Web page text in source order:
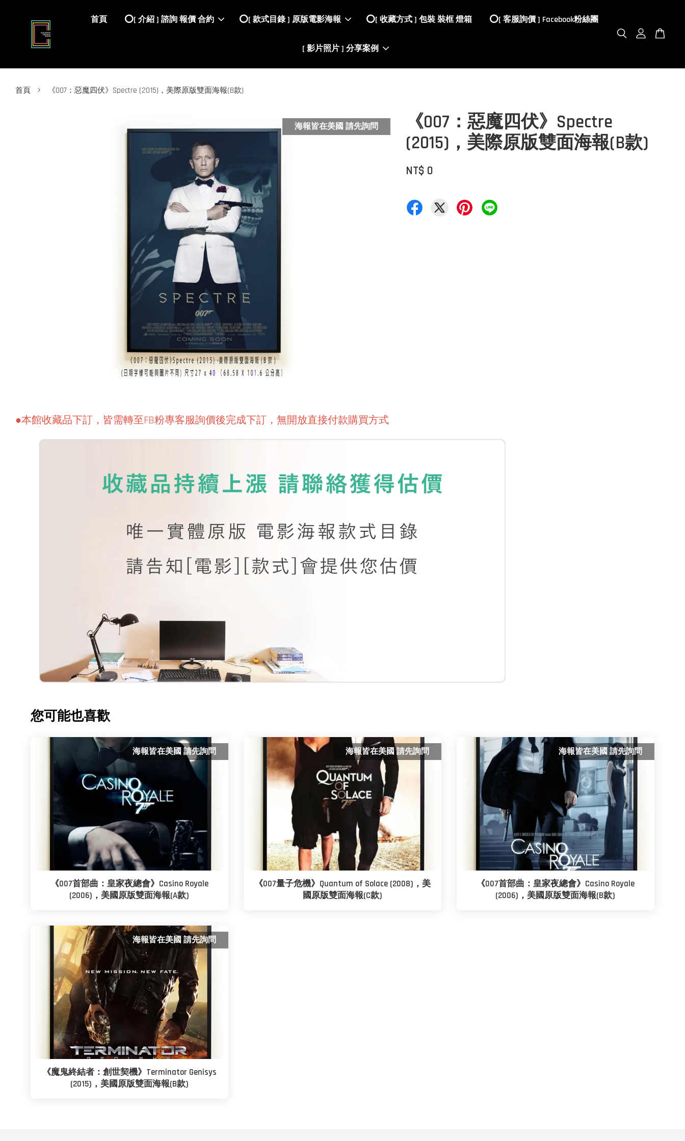
首頁 ⭕️[ 介紹 ] 諮詢 報價 合約 ⭕️[ 款式目錄 ] 原版電影海報 ⭕️[ 收藏方式 ] 包裝 裝框 燈箱 ⭕️[ 客服詢價 ] Facebook粉絲團
[ 影片照片 ] 分享案例
首頁 › 《007：惡魔四伏》Spectre (2015)，美際原版雙面海報(B款)
海報皆在美國 請先詢問
《007：惡魔四伏》Spectre
(2015)，美際原版雙面海報(B款)
NT$ 0
●本館收藏品下訂，皆需轉至FB粉專客服詢價後完成下訂，無開放直接付款購買方式
您可能也喜歡
海報皆在美國 請先詢問
《007首部曲：皇家夜總會》Casino Royale
(2006)，美國原版雙面海報(A款)
海報皆在美國 請先詢問
《007量子危機》Quantum of Solace (2008)，美
國原版雙面海報(C款)
海報皆在美國 請先詢問
《007首部曲：皇家夜總會》Casino Royale
(2006)，美國原版雙面海報(B款)
海報皆在美國 請先詢問
《魔鬼終結者：創世契機》Terminator Genisys
(2015)，美國原版雙面海報(B款)